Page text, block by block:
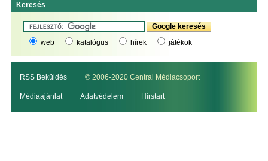
Keresés
web katalógus hírek játékok
RSS Beküldés © 2006-2020 Central Médiacsoport
Médiaajánlat Adatvédelem Hírstart